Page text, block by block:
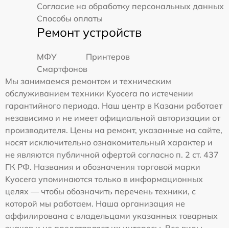
Согласие на обработку персональных данных
Способы оплаты
Ремонт устройств
МФУ
Принтеров
Смартфонов
Мы занимаемся ремонтом и техническим
обслуживанием техники Kyocera по истечении
гарантийного периода. Наш центр в Казани работает
независимо и не имеет официальной авторизации от
производителя. Цены на ремонт, указанные на сайте,
носят исключительно ознакомительный характер и
не являются публичной офертой согласно п. 2 ст. 437
ГК РФ. Названия и обозначения торговой марки
Kyocera упоминаются только в информационных
целях — чтобы обозначить перечень техники, с
которой мы работаем. Наша организация не
аффилирована с владельцами указанных товарных